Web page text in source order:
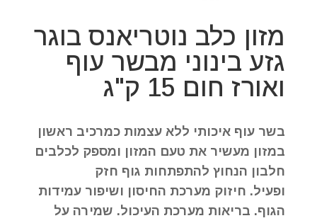
מזון כלב נוטריאנס בוגר
גזע בינוני מבשר עוף
ואורז חום 15 ק"ג
בשר עוף איכותי ללא עצמות כמרכיב ראשון
במזון מעשיר את טעם המזון ומספק לכלבים
חלבון הנחוץ להתפתחות גוף חזק
ופעיל. חיזוק מערכת החיסון ושיפור עמידות
הגוף. בריאות מערכת העיכול. שמירה על